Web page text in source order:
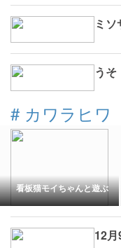
ミ
うそ
# カワラヒワ
看板猫モイちゃんと遊ぶ
12